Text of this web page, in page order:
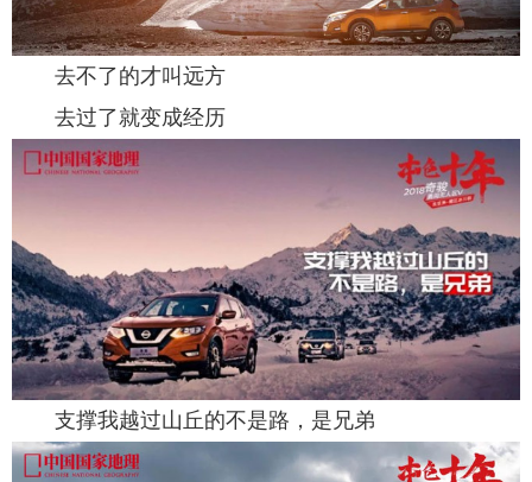
去不了的才叫远方
去过了就变成经历
支撑我越过山丘的不是路，是兄弟